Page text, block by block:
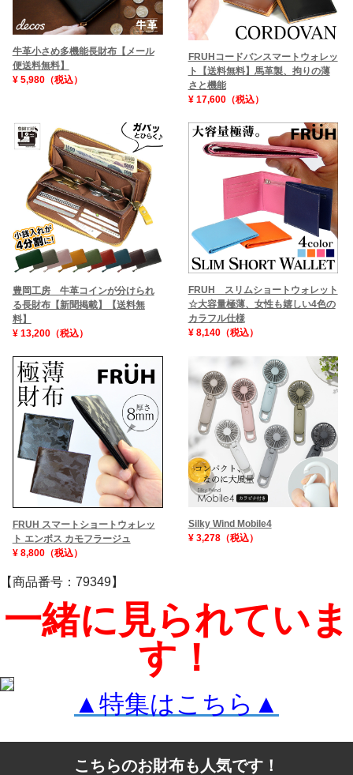
牛革小さめ多機能長財布【メール
便送料無料】
¥ 5,980（税込）
FRUHコードバンスマートウォレッ
ト【送料無料】馬革製、拘りの薄
さと機能
¥ 17,600（税込）
豊岡工房 牛革コインが分けられ
る長財布【新聞掲載】【送料無
料】
¥ 13,200（税込）
FRUH スリムショートウォレット
☆大容量極薄、女性も嬉しい4色の
カラフル仕様
¥ 8,140（税込）
FRUH スマートショートウォレッ
ト エンボス カモフラージュ
¥ 8,800（税込）
Silky Wind Mobile4
¥ 3,278（税込）
【商品番号：79349】
一緒に見られていま
す！
▲特集はこちら▲
こちらのお財布も人気です！